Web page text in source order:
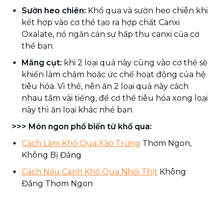
Sườn heo chiên: Khổ qua và sườn heo chiên khi
kết hợp vào cơ thể tạo ra hợp chất Canxi
Oxalate, nó ngăn cản sự hấp thu canxi của cơ
thể bạn.
Măng cụt: khi 2 loại quả này cùng vào cơ thể sẽ
khiến làm chậm hoặc ức chế hoạt động của hệ
tiêu hóa. Vì thế, nên ăn 2 loại quả này cách
nhau tầm vài tiếng, để cơ thể tiêu hóa xong loại
này thì ăn loại khác nhé bạn.
>>> Món ngon phổ biến từ khổ qua:
Cách Làm Khổ Qua Xào Trứng Thơm Ngon,
Không Bị Đắng
Cách Nấu Canh Khổ Qua Nhồi Thịt Không
Đắng Thơm Ngon